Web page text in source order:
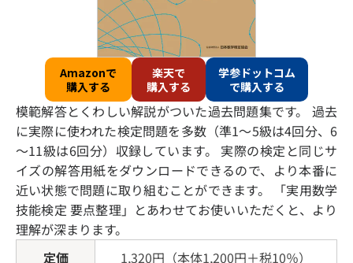
数学検定5級
算数検定6級
算数検定7級
算数検定8級
算数検定9級
算数検定10級
受賞者・受賞団体一覧
家族合格表彰
2026年度の申請方法
Amazonで
購入する
楽天で
購入する
学参ドットコム
で購入する
模範解答とくわしい解説がついた過去問題集です。 過去
に実際に使われた検定問題を多数（準1～5級は4回分、6
～11級は6回分）収録しています。 実際の検定と同じサ
イズの解答用紙をダウンロードできるので、より本番に
近い状態で問題に取り組むことができます。 「実用数学
技能検定 要点整理」とあわせてお使いいただくと、より
理解が深まります。
定価
1,320円（本体1,200円＋税10％）